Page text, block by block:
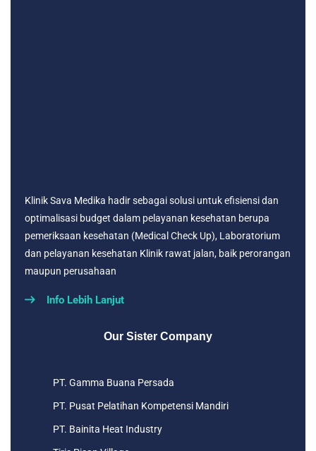
Klinik Sava Medika hadir sebagai solusi untuk efisiensi dan
optimalisasi budget dalam pelayanan kesehatan berupa
pemeriksaan kesehatan (Medical Check Up), Laboratorium
dan pelayanan kesehatan Klinik rawat jalan, baik perorangan
maupun perusahaan
Info Lebih Lanjut
Our Sister Company
PT. Gamma Buana Persada
PT. Pusat Pelatihan Kompetensi Mandiri
PT. Bainita Heat Industry